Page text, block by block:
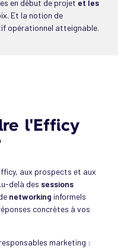
en début de projet et les
Et la notion de
opérationnel atteignable.
l'Efficy
aux prospects et aux
delà des sessions
networking informels
concrètes à vos
marketing :